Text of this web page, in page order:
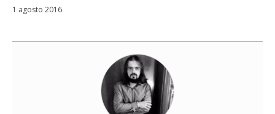
1 agosto 2016